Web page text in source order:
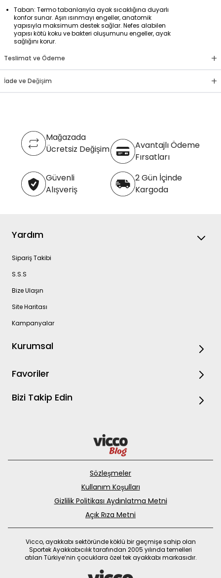
Taban: Termo tabanlarıyla ayak sıcaklığına duyarlı
konfor sunar. Aşırı ısınmayı engeller, anatomik
yapısıyla maksimum destek sağlar. Nefes alabilen
yapısı kötü koku ve bakteri oluşumunu engeller, ayak
sağlığını korur.
Teslimat ve Ödeme
+
İade ve Değişim +
Mağazada
Ücretsiz Değişim
Avantajlı Ödeme
Fırsatları
Güvenli
Alışveriş
2 Gün İçinde
Kargoda
Yardım
Sipariş Takibi
S.S.S
Bize Ulaşın
Site Haritası
Kampanyalar
Kurumsal
Favoriler
Bizi Takip Edin
Sözleşmeler
Kullanım Koşulları
Gizlilik Politikası Aydınlatma Metni
Açık Rıza Metni
Vicco, ayakkabı sektöründe köklü bir geçmişe sahip olan
Sportek Ayakkabıcılık tarafından 2005 yılında temelleri
atılan Türkiye’nin çocuklara özel tek ayakkabı markasıdır.